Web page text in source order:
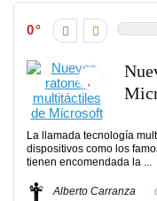
0
La llamada tecnología
dispositivos como los
tienen encomendada la ...
Alberto Carranza